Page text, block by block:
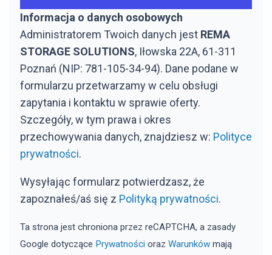
Informacja o danych osobowych
Administratorem Twoich danych jest REMA
STORAGE SOLUTIONS, Iłowska 22A, 61-311
Poznań (NIP: 781-105-34-94). Dane podane w
formularzu przetwarzamy w celu obsługi
zapytania i kontaktu w sprawie oferty.
Szczegóły, w tym prawa i okres
przechowywania danych, znajdziesz w: Polityce
prywatności.
Wysyłając formularz potwierdzasz, że
zapoznałeś/aś się z Polityką prywatności.
Ta strona jest chroniona przez reCAPTCHA, a zasady
Google dotyczące Prywatności oraz Warunków mają